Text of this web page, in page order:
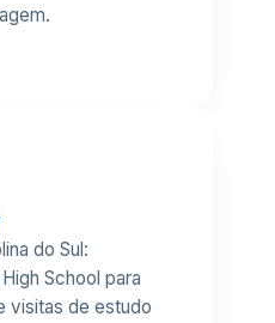
do Sul:
School para
visitas de estudo